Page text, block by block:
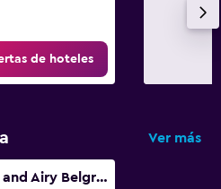
de hoteles
Ver más
Modern and Airy Belgravia Living